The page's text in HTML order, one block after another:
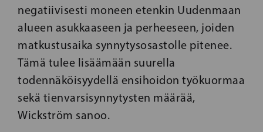
negatiivisesti moneen etenkin Uudenmaan
alueen asukkaaseen ja perheeseen, joiden
matkustusaika synnytysosastolle pitenee.
Tämä tulee lisäämään suurella
todennäköisyydellä ensihoidon työkuormaa
sekä tienvarsisynnytysten määrää,
Wickström sanoo.